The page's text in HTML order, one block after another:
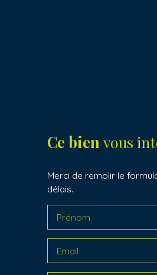
Ce bien vous
Merci de remplir le
délais.
Prénom
Email